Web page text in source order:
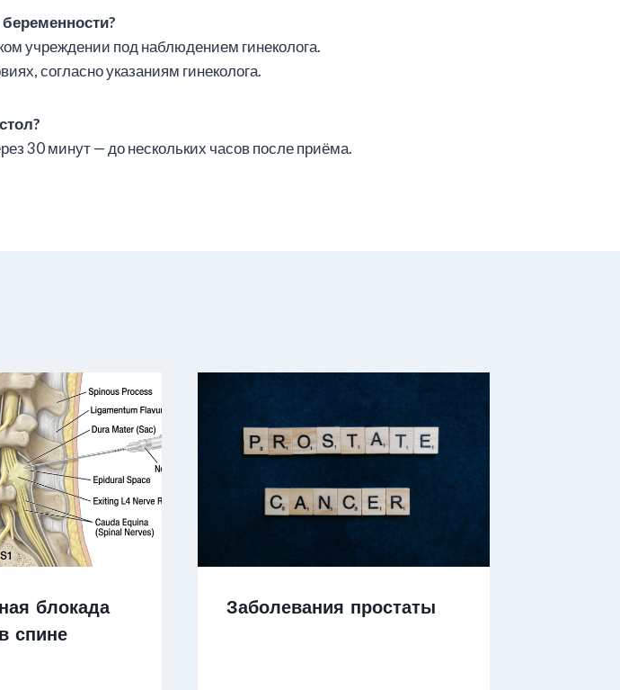
учреждении под наблюдением гинеколога.
согласно указаниям гинеколога.
30 минут — до нескольких часов после приёма.
блокада
спине
Заболевания простаты